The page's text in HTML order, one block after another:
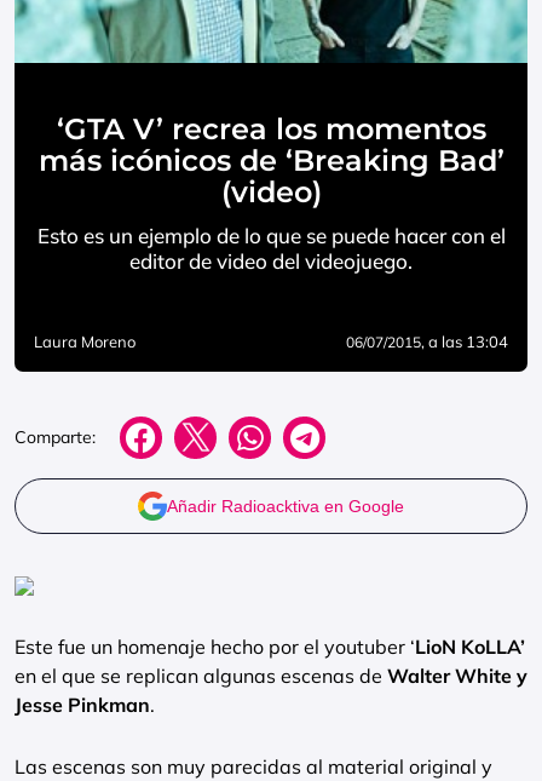
‘GTA V’ recrea los momentos
más icónicos de ‘Breaking Bad’
(video)
Esto es un ejemplo de lo que se puede hacer con el
editor de video del videojuego.
Laura Moreno 06/07/2015, a las 13:04
Comparte:
Añadir Radioacktiva en Google
Este fue un homenaje hecho por el youtuber ‘LioN KoLLA’
en el que se replican algunas escenas de Walter White y
Jesse Pinkman.
Las escenas son muy parecidas al material original y